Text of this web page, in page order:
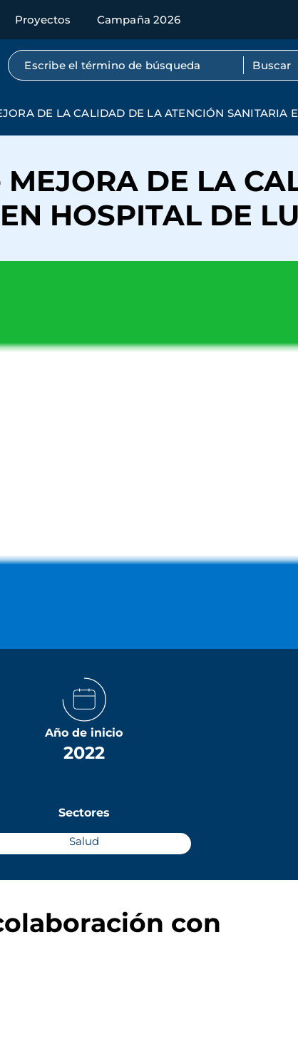
Proyectos Campaña 2026
Búsqueda por texto completo
DE LA CALIDAD DE LA ATENCIÓN SANITARIA
DE LA
HOSPITAL DE
Año de inicio
2022
Sectores
Salud
con